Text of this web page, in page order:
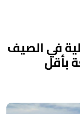
في الصيف